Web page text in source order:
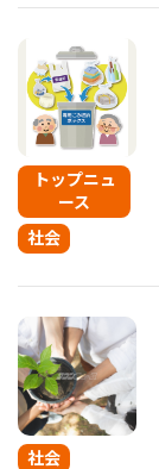
トップニュ
ース
社会
社会